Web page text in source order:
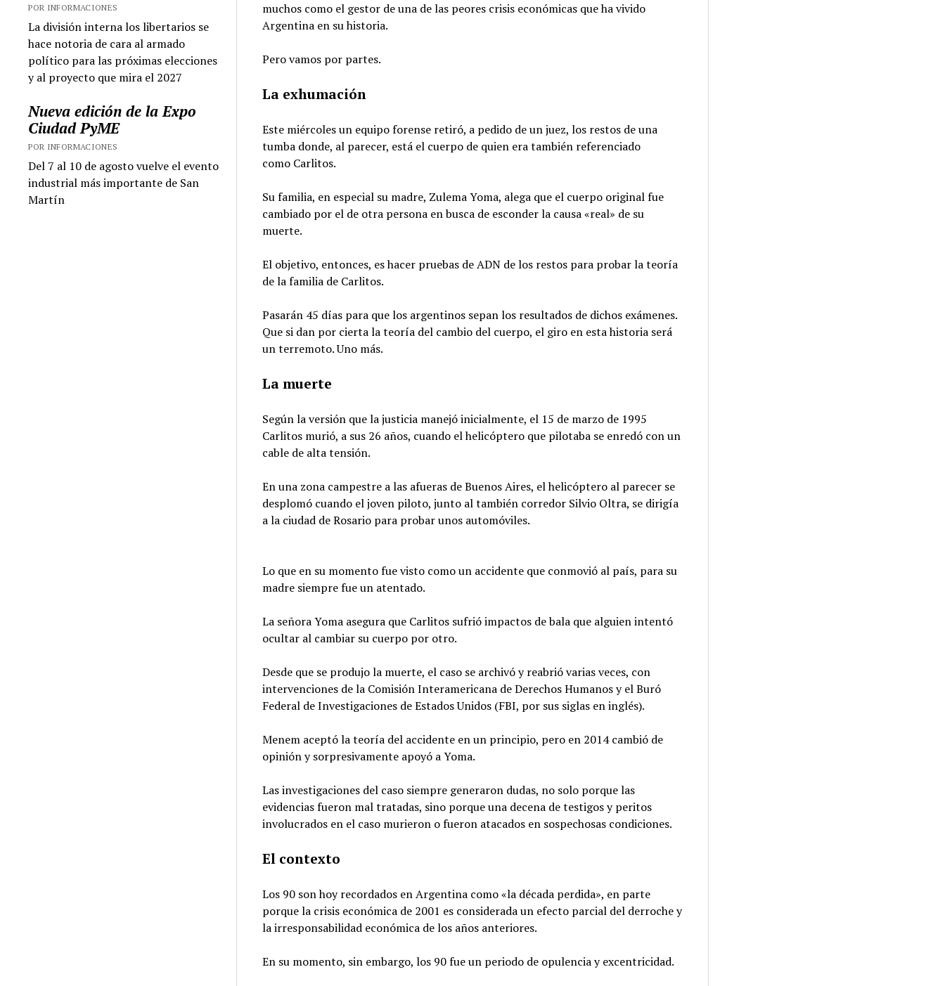
POR INFORMACIONES
La división interna los libertarios se
hace notoria de cara al armado
político para las próximas elecciones
y al proyecto que mira el 2027
Nueva edición de la Expo
Ciudad PyME
POR INFORMACIONES
Del 7 al 10 de agosto vuelve el evento
industrial más importante de San
Martín
muchos como el gestor de una de las peores crisis económicas que ha vivido
Argentina en su historia.
Pero vamos por partes.
La exhumación
Este miércoles un equipo forense retiró, a pedido de un juez, los restos de una
tumba donde, al parecer, está el cuerpo de quien era también referenciado
como Carlitos.
Su familia, en especial su madre, Zulema Yoma, alega que el cuerpo original fue
cambiado por el de otra persona en busca de esconder la causa «real» de su
muerte.
El objetivo, entonces, es hacer pruebas de ADN de los restos para probar la teoría
de la familia de Carlitos.
Pasarán 45 días para que los argentinos sepan los resultados de dichos exámenes.
Que si dan por cierta la teoría del cambio del cuerpo, el giro en esta historia será
un terremoto. Uno más.
La muerte
Según la versión que la justicia manejó inicialmente, el 15 de marzo de 1995
Carlitos murió, a sus 26 años, cuando el helicóptero que pilotaba se enredó con un
cable de alta tensión.
En una zona campestre a las afueras de Buenos Aires, el helicóptero al parecer se
desplomó cuando el joven piloto, junto al también corredor Silvio Oltra, se dirigía
a la ciudad de Rosario para probar unos automóviles.
Lo que en su momento fue visto como un accidente que conmovió al país, para su
madre siempre fue un atentado.
La señora Yoma asegura que Carlitos sufrió impactos de bala que alguien intentó
ocultar al cambiar su cuerpo por otro.
Desde que se produjo la muerte, el caso se archivó y reabrió varias veces, con
intervenciones de la Comisión Interamericana de Derechos Humanos y el Buró
Federal de Investigaciones de Estados Unidos (FBI, por sus siglas en inglés).
Menem aceptó la teoría del accidente en un principio, pero en 2014 cambió de
opinión y sorpresivamente apoyó a Yoma.
Las investigaciones del caso siempre generaron dudas, no solo porque las
evidencias fueron mal tratadas, sino porque una decena de testigos y peritos
involucrados en el caso murieron o fueron atacados en sospechosas condiciones.
El contexto
Los 90 son hoy recordados en Argentina como «la década perdida», en parte
porque la crisis económica de 2001 es considerada un efecto parcial del derroche y
la irresponsabilidad económica de los años anteriores.
En su momento, sin embargo, los 90 fue un periodo de opulencia y excentricidad.